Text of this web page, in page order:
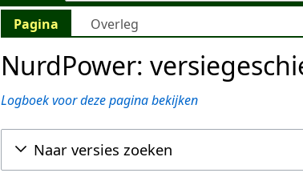
Pagina Overleg
NurdPower:
Logboek voor deze pagina bekijken
Naar versies zoeken